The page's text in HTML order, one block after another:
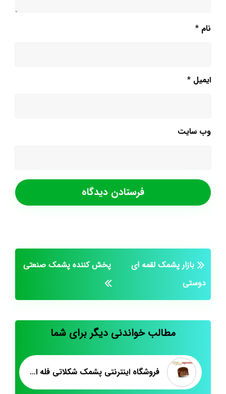
نام *
ایمیل *
وب‌ سایت
بازار پشمک لقمه ای
دوستی
پخش کننده پشمک صنعتی
مطالب خواندنی دیگر برای شما
فروشگاه اینترنتی پشمک شکلاتی فله ای